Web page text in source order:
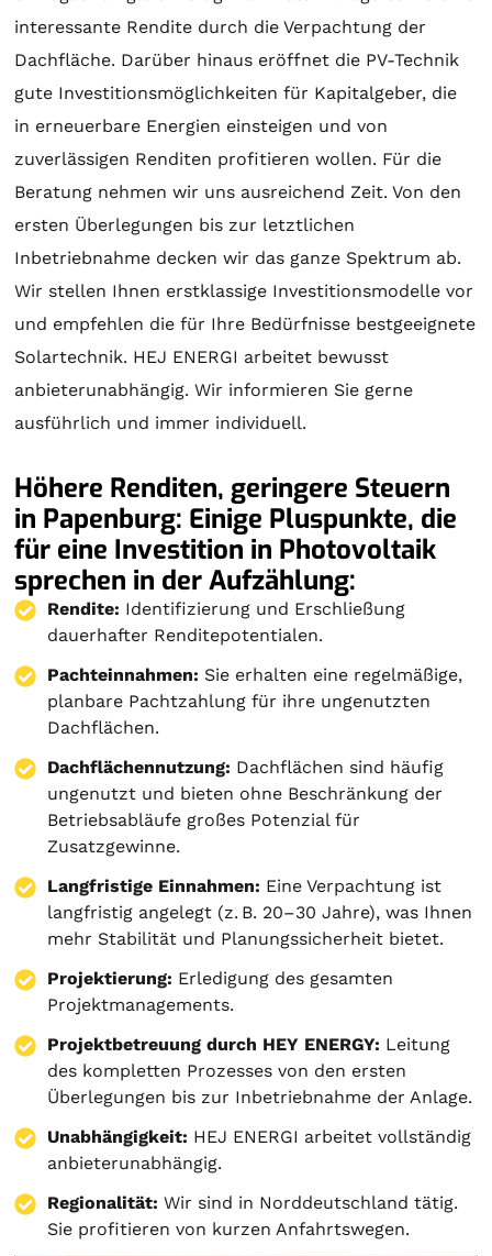
interessante Rendite durch die Verpachtung der
Dachfläche. Darüber hinaus eröffnet die PV-Technik
gute Investitionsmöglichkeiten für Kapitalgeber, die
in erneuerbare Energien einsteigen und von
zuverlässigen Renditen profitieren wollen. Für die
Beratung nehmen wir uns ausreichend Zeit. Von den
ersten Überlegungen bis zur letztlichen
Inbetriebnahme decken wir das ganze Spektrum ab.
Wir stellen Ihnen erstklassige Investitionsmodelle vor
und empfehlen die für Ihre Bedürfnisse bestgeeignete
Solartechnik. HEJ ENERGI arbeitet bewusst
anbieterunabhängig. Wir informieren Sie gerne
ausführlich und immer individuell.
Höhere Renditen, geringere Steuern
in Papenburg: Einige Pluspunkte, die
für eine Investition in Photovoltaik
sprechen in der Aufzählung:
Rendite: Identifizierung und Erschließung
dauerhafter Renditepotentialen.
Pachteinnahmen: Sie erhalten eine regelmäßige,
planbare Pachtzahlung für ihre ungenutzten
Dachflächen.
Dachflächennutzung: Dachflächen sind häufig
ungenutzt und bieten ohne Beschränkung der
Betriebsabläufe großes Potenzial für
Zusatzgewinne.
Langfristige Einnahmen: Eine Verpachtung ist
langfristig angelegt (z. B. 20–30 Jahre), was Ihnen
mehr Stabilität und Planungssicherheit bietet.
Projektierung: Erledigung des gesamten
Projektmanagements.
Projektbetreuung durch HEY ENERGY: Leitung
des kompletten Prozesses von den ersten
Überlegungen bis zur Inbetriebnahme der Anlage.
Unabhängigkeit: HEJ ENERGI arbeitet vollständig
anbieterunabhängig.
Regionalität: Wir sind in Norddeutschland tätig.
Sie profitieren von kurzen Anfahrtswegen.